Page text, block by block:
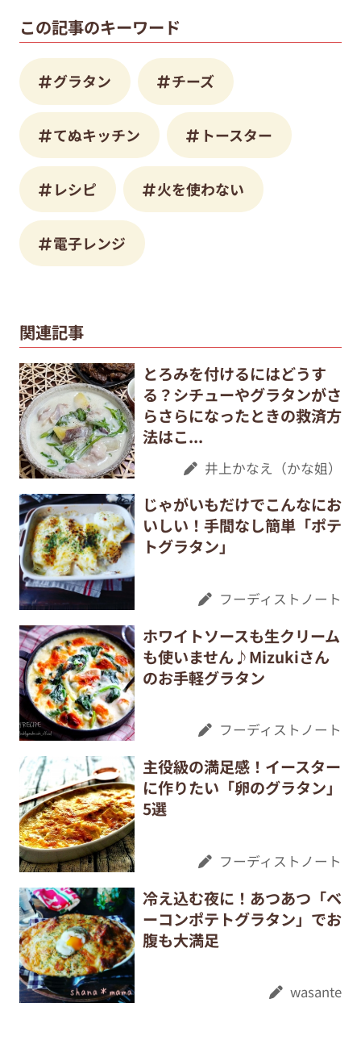
この記事のキーワード
グラタン チーズ
てぬキッチン トースター
レシピ 火を使わない
電子レンジ
関連記事
とろみを付けるにはどうす
る？シチューやグラタンがさ
らさらになったときの救済方
法はこ...
井上かなえ（かな姐）
じゃがいもだけでこんなにお
いしい！手間なし簡単「ポテ
トグラタン」
フーディストノート
ホワイトソースも生クリーム
も使いません♪Mizukiさん
のお手軽グラタン
フーディストノート
主役級の満足感！イースター
に作りたい「卵のグラタン」
5選
フーディストノート
冷え込む夜に！あつあつ「ベ
ーコンポテトグラタン」でお
腹も大満足
wasante